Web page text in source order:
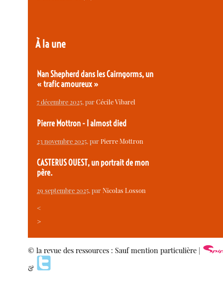
À la une
Nan Shepherd dans les Cairngorms, un
« trafic amoureux »
7 décembre 2025, parCécile Vibarel
Pierre Mottron - I almost died
23 novembre 2025, parPierre Mottron
CASTERUS OUEST, un portrait de mon
père.
29 septembre 2025, parNicolas Losson
<
>
© la revue des ressources : Sauf mention particulière |
&